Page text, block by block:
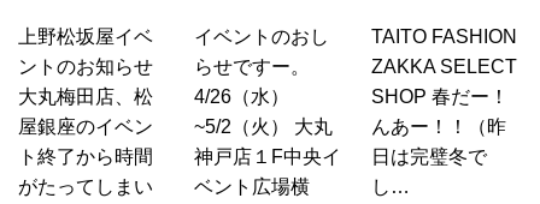
上野松坂屋イベ
ントのお知らせ
大丸梅田店、松
屋銀座のイベン
ト終了から時間
がたってしまい
イベントのおし
らせですー。
4/26（水）
~5/2（火） 大丸
神戸店１F中央イ
ベント広場横
TAITO FASHION
ZAKKA SELECT
SHOP 春だー！
んあー！！（昨
日は完璧冬で
し…